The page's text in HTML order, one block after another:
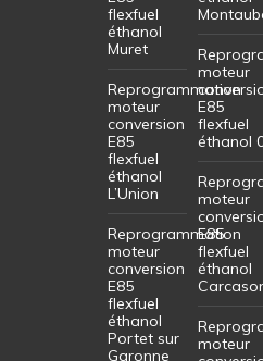
flexfuel
éthanol
Muret
Reprogrammation
moteur
conversion
E85
flexfuel
éthanol
L’Union
Reprogrammation
moteur
conversion
E85
flexfuel
éthanol
Portet sur
Garonne
moteur
E85
flexfuel
éthanol
moteur
E85
flexfuel
éthanol
moteur